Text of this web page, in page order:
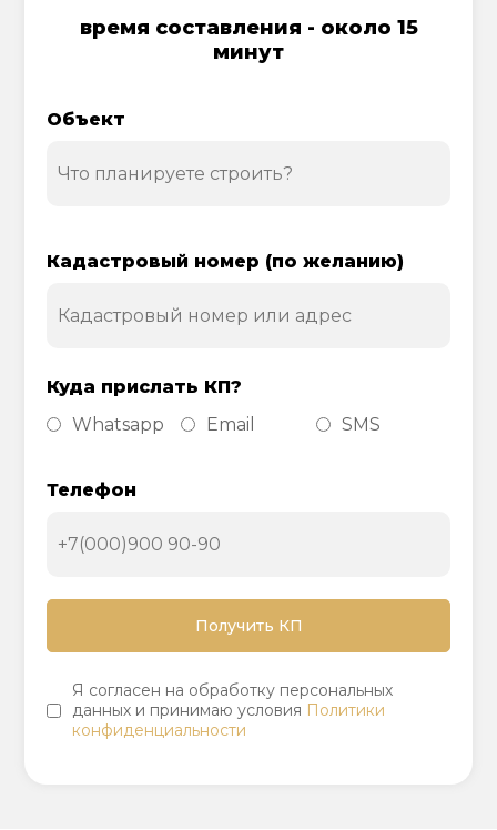
время составления - около 15
минут
Объект
Кадастровый номер (по желанию)
Куда прислать КП?
Whatsapp
Email SMS
Телефон
Я согласен на обработку персональных
данных и принимаю условия Политики
конфиденциальности